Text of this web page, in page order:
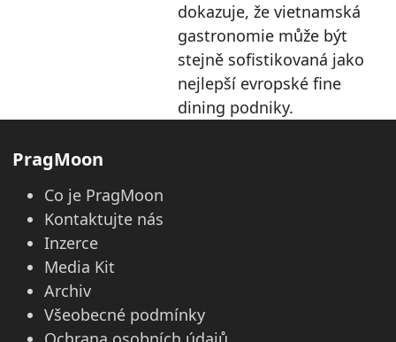
dokazuje, že vietnamská
gastronomie může být
stejně sofistikovaná jako
nejlepší evropské fine
dining podniky.
PragMoon
Co je PragMoon
Kontaktujte nás
Inzerce
Media Kit
Archiv
Všeobecné podmínky